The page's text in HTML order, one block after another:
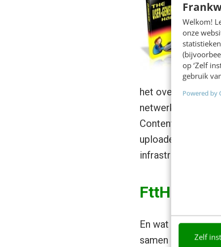
Welkom!
onze
op ‘Zelf
gebruik
Powered by
Zelf
het
netwerkverkeer
Content’) pas
uploaden steeds
infrastructuren:
FttH
En wat gaat
samen in slagen